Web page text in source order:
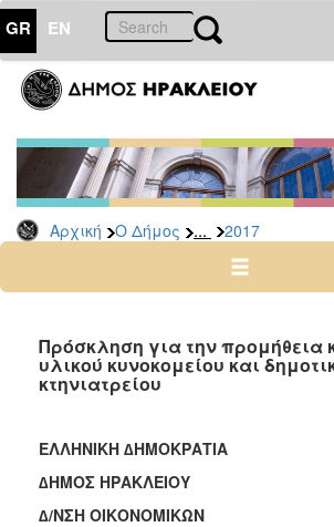
GR EN
Αρχική Ο Δήμος ... 2017
ΔΗΜΟΣ
Δελτία
Τύπου
Αρχείο
2026
2024
2022
2021
Πρόσκληση για την προμήθεια
υλικού κυνοκομείου και
κτηνιατρείου
ΕΛΛΗΝΙΚΗ ∆ΗΜΟΚΡΑΤΙΑ
∆ΗΜΟΣ ΗΡΑΚΛΕΙΟΥ
∆/ΝΣΗ ΟΙΚΟΝΟΜΙΚΩΝ